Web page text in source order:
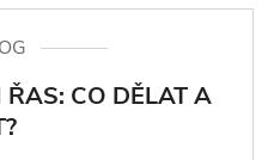
CO DĚLAT A